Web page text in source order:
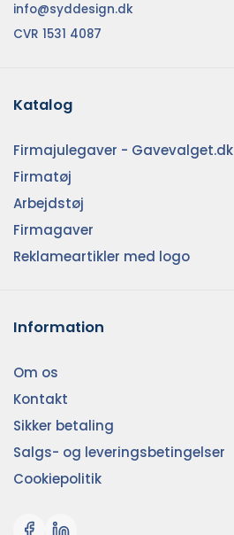
info@syddesign.dk
CVR 1531 4087
Katalog
Firmajulegaver - Gavevalget.dk
Firmatøj
Arbejdstøj
Firmagaver
Reklameartikler med logo
Information
Om os
Kontakt
Sikker betaling
Salgs- og leveringsbetingelser
Cookiepolitik